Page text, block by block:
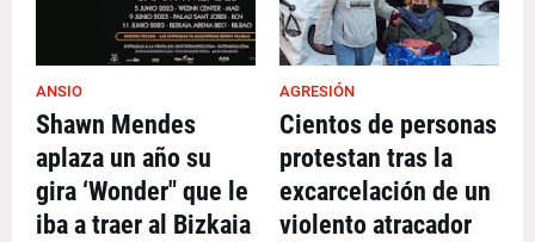
ANSIO
Shawn Mendes
aplaza un año su
gira ‘Wonder" que le
iba a traer al Bizkaia
AGRESIÓN
Cientos de personas
protestan tras la
excarcelación de un
violento atracador